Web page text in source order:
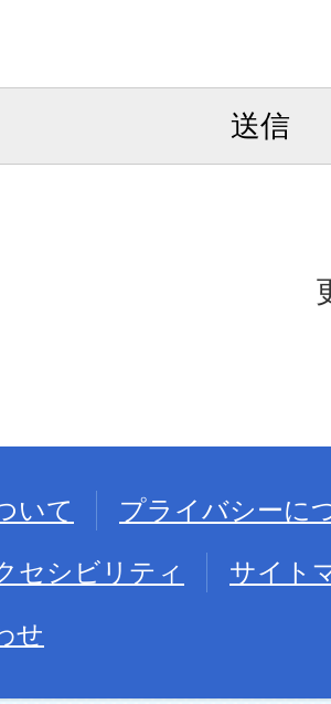
いて
プライバシーに
セシビリティ
サイト
せ